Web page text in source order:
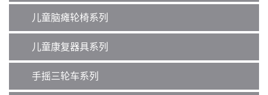
儿童脑瘫轮椅系列
儿童康复器具系列
手摇三轮车系列